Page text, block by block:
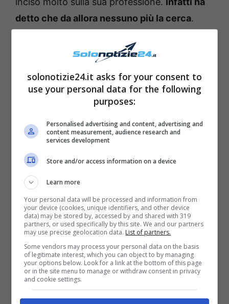
detto che da allora nessuno più la cerca.
solonotizie24.it asks for your consent to
use your personal data for the following
purposes:
Personalised advertising and content, advertising and
content measurement, audience research and
services development
Store and/or access information on a device
Learn more
Your personal data will be processed and information from
your device (cookies, unique identifiers, and other device
data) may be stored by, accessed by and shared with 319
partners, or used specifically by this site. We and our partners
may use precise geolocation data. List of partners.
Some vendors may process your personal data on the basis
of legitimate interest, which you can object to by managing
your options below. Look for a link at the bottom of this page
or in the site menu to manage or withdraw consent in privacy
and cookie settings.